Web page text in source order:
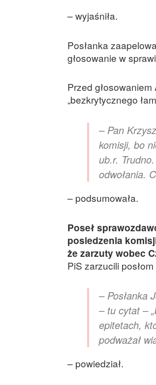
– wyjaśniła.
Posłanka
głosowanie w
Przed
„bezkrytycznego
– Pan
komisji, bo
ub.r.
odwołania.
– podsumowała.
Poseł
posiedzenia
że zarzuty wobec
PiS zarzucili
– Posłanka
– tu cytat –
epitetach,
podważał
– powiedział.